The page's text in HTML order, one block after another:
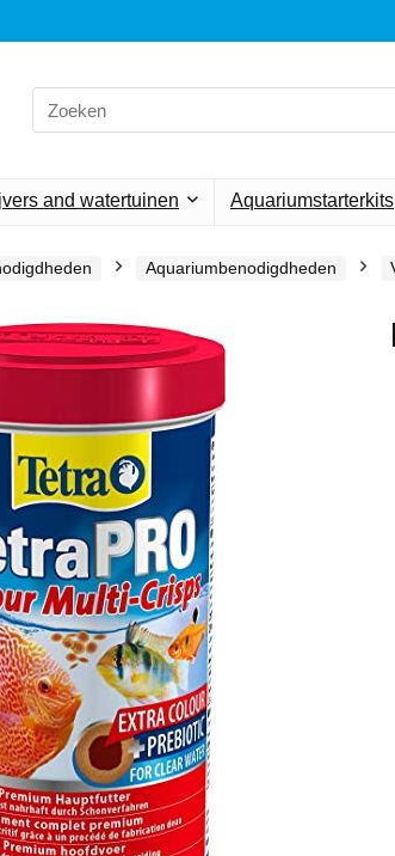
Search
for:
and watertuinen Aquariumstarterkits
Aquariumbenodigdheden